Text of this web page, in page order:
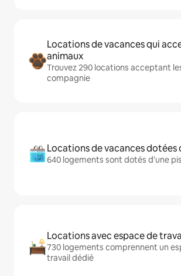
Locations de vacances qui
animaux
Trouvez 290 locations acceptant
compagnie
Locations de vacances dotées
640 logements sont dotés d'une
Locations avec espace de
730 logements comprennent un
travail dédié